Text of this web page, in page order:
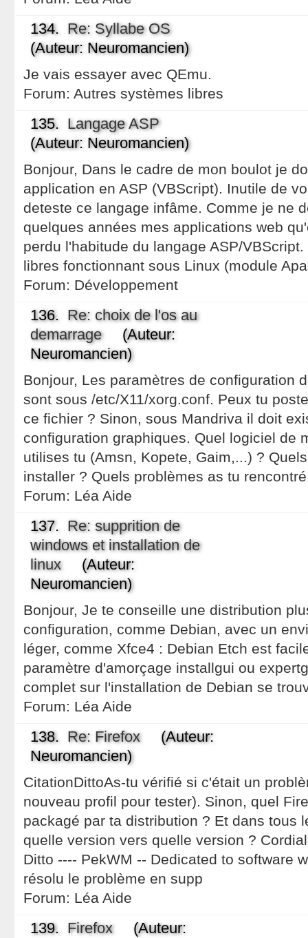
134. Re: Syllabe OS
(Auteur: Neuromancien)
Je vais essayer avec QEmu.
Forum: Autres systèmes libres
135. Langage ASP
(Auteur: Neuromancien)
Bonjour, Dans le cadre de mon boulot je
application en ASP (VBScript). Inutile de
deteste ce langage infâme. Comme je ne
quelques années mes applications web
perdu l'habitude du langage ASP/
libres fonctionnant sous Linux (module
Forum: Développement
136. Re: choix de l'os au
demarrage(Auteur:
Neuromancien)
Bonjour, Les paramètres de configuration
sont sous /etc/X11/xorg.conf. Peux tu
ce fichier ? Sinon, sous Mandriva il doit
configuration graphiques. Quel logiciel de
utilises tu (Amsn, Kopete, Gaim,...) ?
installer ? Quels problèmes as tu
Forum: Léa Aide
137. Re: supprition de
windows et installation de
linux(Auteur:
Neuromancien)
Bonjour, Je te conseille une distribution
configuration, comme Debian, avec un
léger, comme Xfce4 : Debian Etch est
paramètre d'amorçage installgui ou
complet sur l'installation de Debian se
Forum: Léa Aide
138. Re: Firefox(Auteur:
Neuromancien)
CitationDittoAs-tu vérifié si c'était un
nouveau profil pour tester). Sinon, quel
packagé par ta distribution ? Et dans tous
quelle version vers quelle version ?
Ditto ---- PekWM -- Dedicated to software
résolu le problème en supp
Forum: Léa Aide
139. Firefox(Auteur: